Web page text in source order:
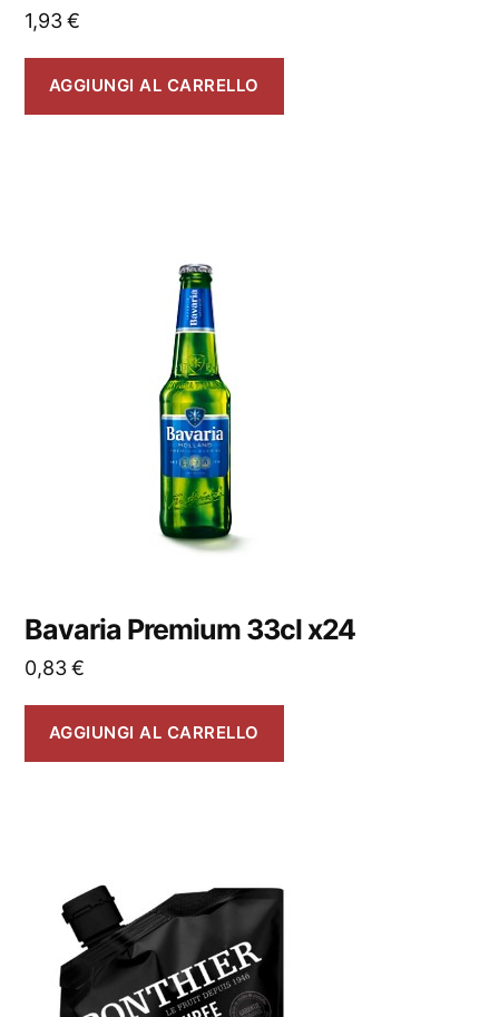
1,93€
AGGIUNGI AL CARRELLO
Bavaria Premium 33cl x24
0,83€
AGGIUNGI AL CARRELLO